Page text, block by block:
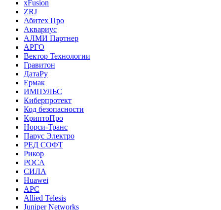
xFusion
ZRJ
Абитех Про
Аквариус
АЛМИ Партнер
АРГО
Вектор Технологии
Гравитон
ДатаРу
Ермак
ИМПУЛЬС
Киберпротект
Код безопасности
КриптоПро
Норси-Транс
Парус Электро
РЕД СОФТ
Рикор
РОСА
СИЛА
Huawei
APC
Allied Telesis
Juniper Networks